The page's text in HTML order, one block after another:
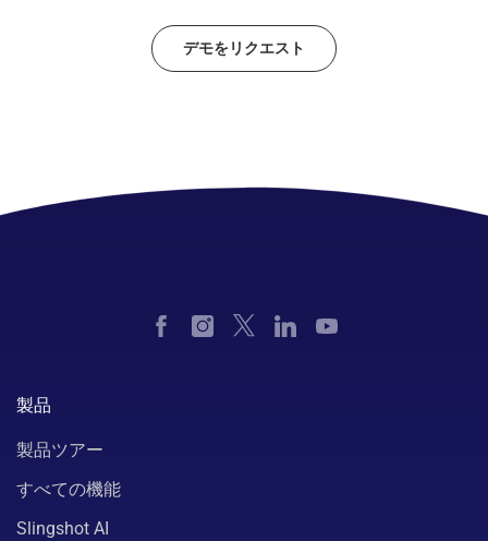
デモをリクエスト
製品
製品ツアー
すべての機能
Slingshot AI